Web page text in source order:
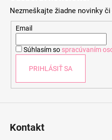
Nezmeškajte žiadne novinky či
Email
Súhlasím so spracúvaním
PRIHLÁSIŤ SA
Kontakt